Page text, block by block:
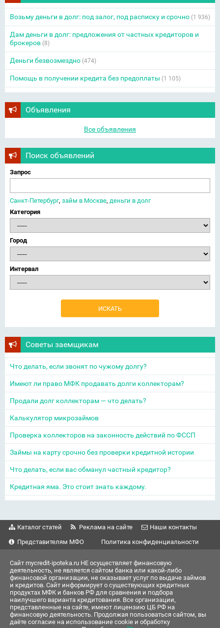
Возьму деньги в долг: под залог, под расписку и срочно (1 936)
Дам деньги в долг: предложения от частных кредиторов и
брокеров (8)
Деньги безвозмездно (474)
Помощь в получении кредита без предоплаты (1 105)
Объявления
Все объявления
Поиск объявлений
Запрос
Санкт-Петербург, займ в Москве, деньги в долг
Категория
Город
Интервал
Советы заемщикам
Что делать, если звонят по чужому долгу?
Имеют ли право МФК продавать долги коллекторам?
Продали долг коллекторам — что делать?
Калькулятор микрозаймов
Проверка коллекторов на законность действий по ФССП
Займы на карту срочно без проверки кредитной истории
Что делать, если вас обманул частный кредитор?
Кредитная яма. Это стоит знать каждому.
Каталог статей Реклама на сайте
Наши контакты
Представителям МФО
Политика конфиденциальности
Сайт mycredit-ipoteka.ru НЕ осуществляет финансовую
деятельность, не является сайтом банка или какой-либо
финансовой организации, не оказывает услуг по выдаче займов
и кредитов. Сайт информирует о существующих кредитных
продуктах МФК и банков РФ для сравнения и подбора
наилучшего варианта кредитования. Все организации,
представленные на сайте, имеют лицензию ЦБ РФ на
финансовую деятельность. Продолжая пользоваться сайтом, вы
даёте согласие на использование cookie и обработку